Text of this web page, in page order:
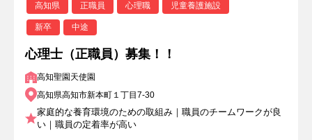
高知県 正職員 心理職 児童養護施設
新卒 中途
心理士（正職員）募集！！
高知聖園天使園
高知県高知市新本町１丁目7-30
家庭的な養育環境のための取組み｜職員のチームワークが良
い｜職員の定着率が高い